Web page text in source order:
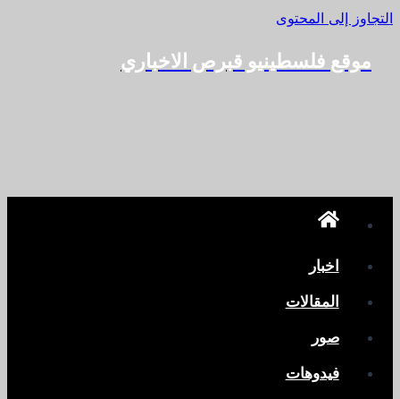
التجاوز إلى المحتوى
موقع فلسطينيو قبرص الاخباري
اخبار
المقالات
صور
فيدوهات